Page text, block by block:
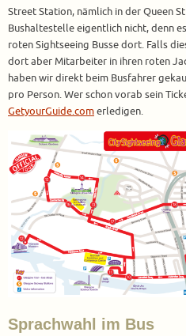
Street Station, nämlich in der Queen
Bushaltestelle eigentlich nicht, denn
roten Sightseeing Busse dort. Falls
dort aber Mitarbeiter in ihren roten
haben wir direkt beim Busfahrer
pro Person. Wer schon vorab sein
GetyourGuide.comerledigen.
Sprachwahl im Bus